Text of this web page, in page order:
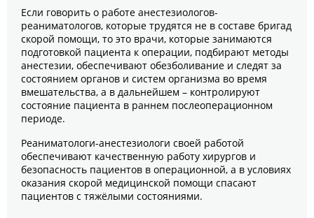
Если говорить о работе анестезиологов-
реаниматологов, которые трудятся не в составе бригад
скорой помощи, то это врачи, которые занимаются
подготовкой пациента к операции, подбирают методы
анестезии, обеспечивают обезболивание и следят за
состоянием органов и систем организма во время
вмешательства, а в дальнейшем – контролируют
состояние пациента в раннем послеоперационном
периоде.
Реаниматологи-анестезиологи своей работой
обеспечивают качественную работу хирургов и
безопасность пациентов в операционной, а в условиях
оказания скорой медицинской помощи спасают
пациентов с тяжёлыми состояниями.